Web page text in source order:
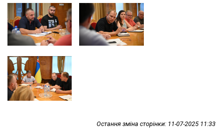
Остання зміна сторінки: 11-07-2025 11:33